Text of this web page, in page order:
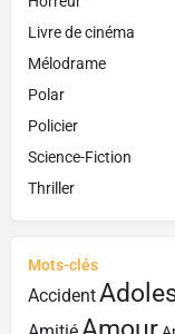
Livre de cinéma
Mélodrame
Polar
Policier
Science-Fiction
Thriller
Mots-clés
Accident